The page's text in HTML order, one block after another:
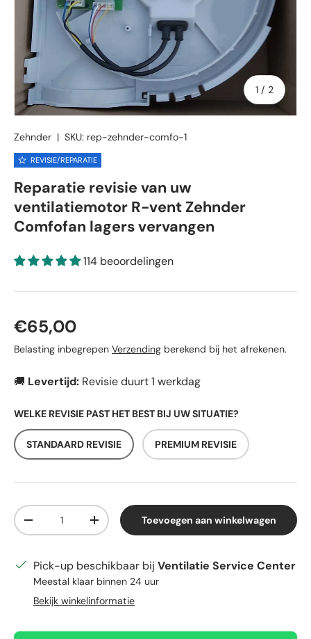
1 / van
2
Zehnder | SKU: rep-zehnder-comfo-1
REVISIE/REPARATIE
Reparatie revisie van uw
ventilatiemotor R-vent Zehnder
Comfofan lagers vervangen
114 beoordelingen
Reguliere prijs
€65,00
Belasting inbegrepen Verzending berekend bij het afrekenen.
🚚 Levertijd: Revisie duurt 1 werkdag
WELKE REVISIE PAST HET BEST BIJ UW SITUATIE?
STANDAARD REVISIE PREMIUM REVISIE
Aantal
Verlaag de hoeveelheidVerhoog de hoeveelheid
Toevoegen aan winkelwagen
Pick-up beschikbaar bij Ventilatie Service Center
Meestal klaar binnen 24 uur
Bekijk winkelinformatie